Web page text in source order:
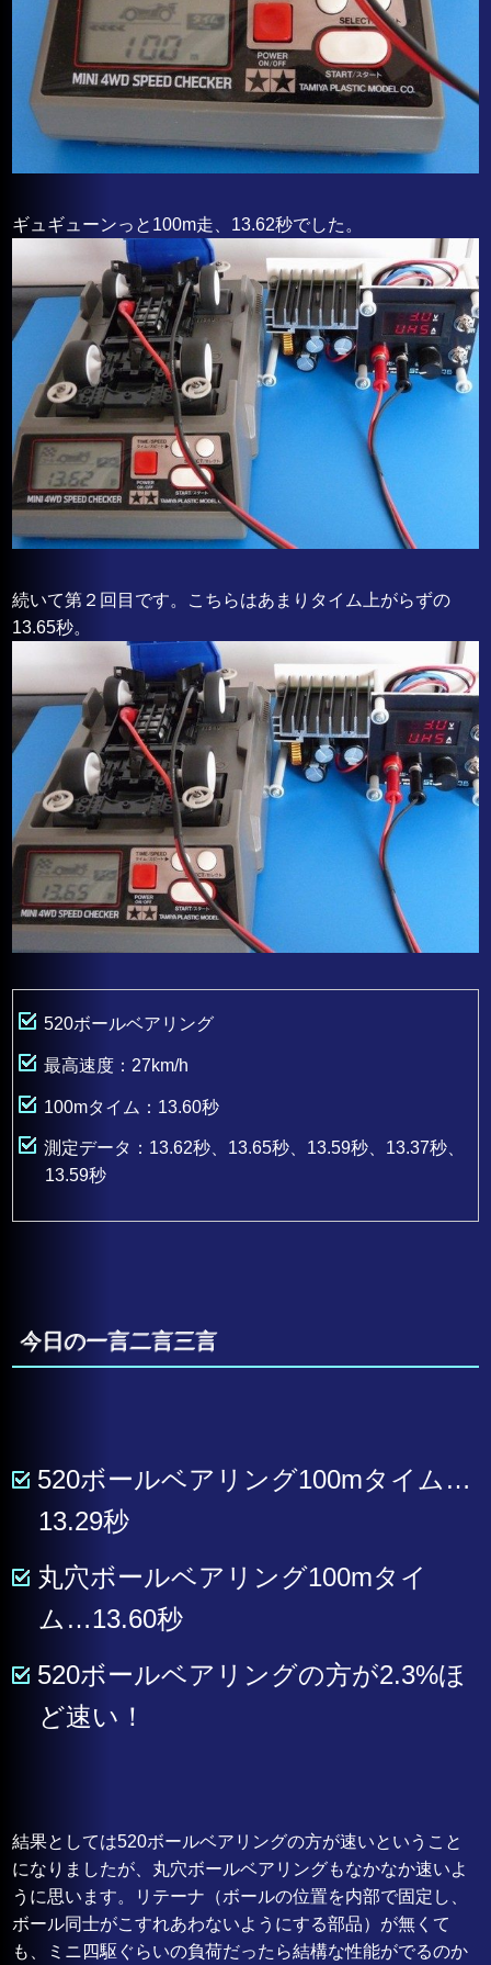
ギュギューンっと100m走、13.62秒でした。
続いて第２回目です。こちらはあまりタイム上がらずの
13.65秒。
520ボールベアリング
最高速度：27km/h
100mタイム：13.60秒
測定データ： 13.62秒、13.65秒、 13.59秒、13.37秒、
13.59秒
今日の一言二言三言
520ボールベアリング100mタイム…
13.29秒
丸穴ボールベアリング100mタイ
ム…13.60秒
520ボールベアリングの方が2.3%ほ
ど速い！
結果としては520ボールベアリングの方が速いということ
になりましたが、丸穴ボールベアリングもなかなか速いよ
うに思います。リテーナ（ボールの位置を内部で固定し、
ボール同士がこすれあわないようにする部品）が無くて
も、ミニ四駆ぐらいの負荷だったら結構な性能がでるのか